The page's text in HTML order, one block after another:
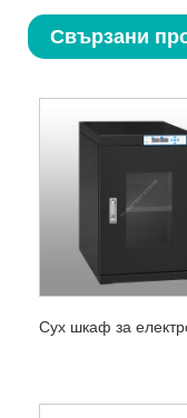
Свързани
Сух шкаф за